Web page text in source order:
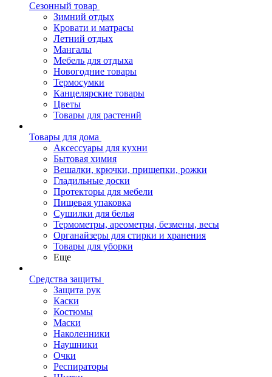
Сезонный товар
Зимний отдых
Кровати и матрасы
Летний отдых
Мангалы
Мебель для отдыха
Новогодние товары
Термосумки
Канцелярские товары
Цветы
Товары для растений
Товары для дома
Аксессуары для кухни
Бытовая химия
Вешалки, крючки, прищепки, рожки
Гладильные доски
Протекторы для мебели
Пищевая упаковка
Сушилки для белья
Термометры, ареометры, безмены, весы
Органайзеры для стирки и хранения
Товары для уборки
Еще
Средства защиты
Защита рук
Каски
Костюмы
Маски
Наколенники
Наушники
Очки
Респираторы